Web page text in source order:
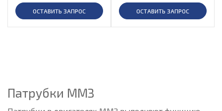
ОСТАВИТЬ ЗАПРОС ОСТАВИТЬ ЗАПРОС
Патрубки ММЗ